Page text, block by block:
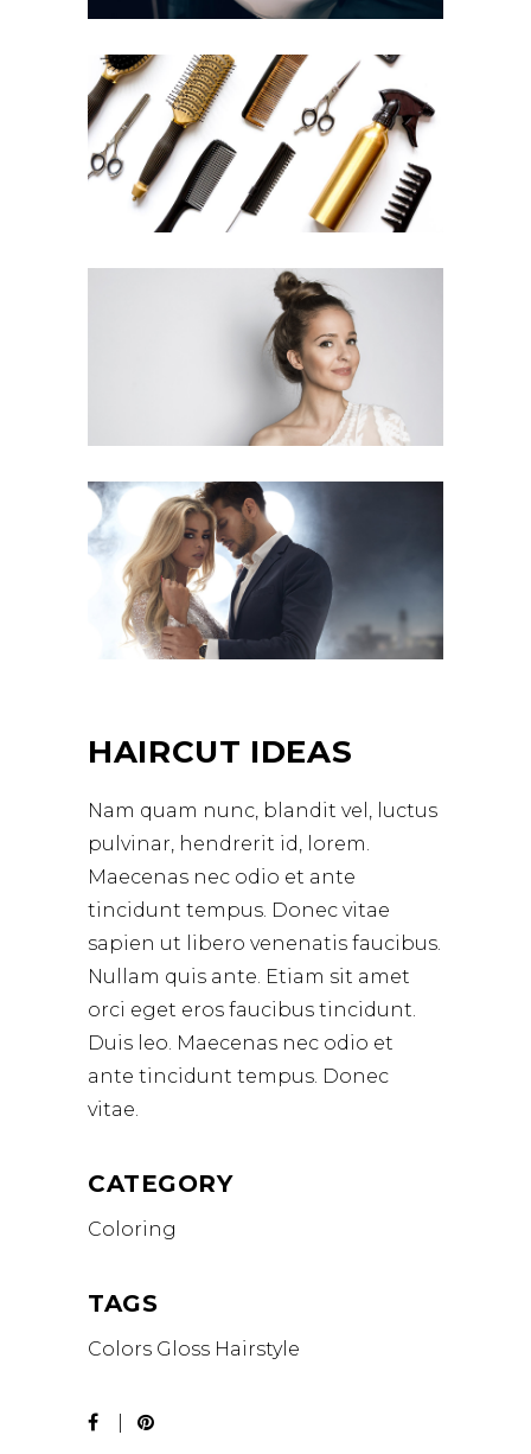
HAIRCUT IDEAS
Nam quam nunc, blandit vel, luctus
pulvinar, hendrerit id, lorem.
Maecenas nec odio et ante
tincidunt tempus. Donec vitae
sapien ut libero venenatis faucibus.
Nullam quis ante. Etiam sit amet
orci eget eros faucibus tincidunt.
Duis leo. Maecenas nec odio et
ante tincidunt tempus. Donec
vitae.
CATEGORY
Coloring
TAGS
Colors Gloss Hairstyle